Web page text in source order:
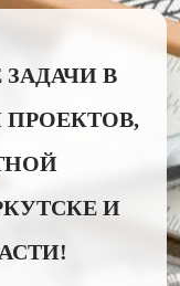
В
И